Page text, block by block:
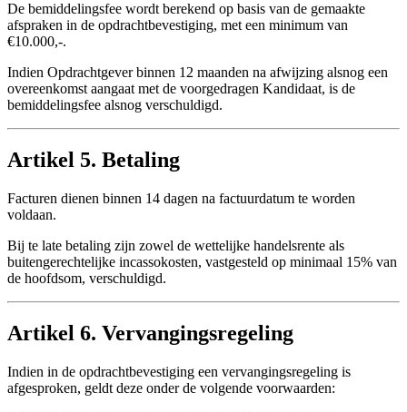
De bemiddelingsfee wordt berekend op basis van de gemaakte
afspraken in de opdrachtbevestiging, met een minimum van
€10.000,-.
Indien Opdrachtgever binnen 12 maanden na afwijzing alsnog een
overeenkomst aangaat met de voorgedragen Kandidaat, is de
bemiddelingsfee alsnog verschuldigd.
Artikel 5. Betaling
Facturen dienen binnen 14 dagen na factuurdatum te worden
voldaan.
Bij te late betaling zijn zowel de wettelijke handelsrente als
buitengerechtelijke incassokosten, vastgesteld op minimaal 15% van
de hoofdsom, verschuldigd.
Artikel 6. Vervangingsregeling
Indien in de opdrachtbevestiging een vervangingsregeling is
afgesproken, geldt deze onder de volgende voorwaarden: